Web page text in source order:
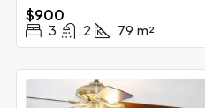
$900
3 2 79 m²